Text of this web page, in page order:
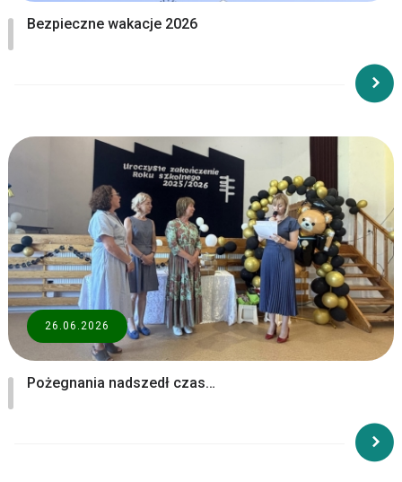
Bezpieczne wakacje 2026
26.06.2026
Pożegnania nadszedł czas…